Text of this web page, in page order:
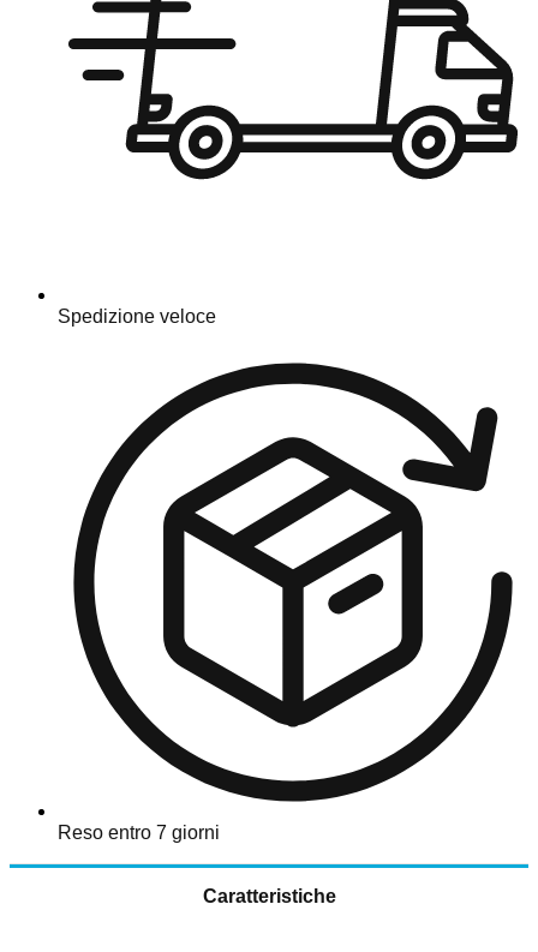
Spedizione veloce
Reso entro 7 giorni
Caratteristiche